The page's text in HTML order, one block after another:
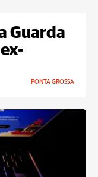
Guarda
PONTA GROSSA